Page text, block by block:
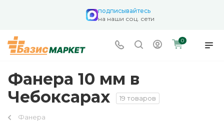
подписывайтесь
на наши соц. сети
0
Фанера 10 мм в
Чебоксарах
19 товаров
Фанера